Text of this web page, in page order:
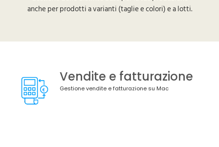
anche per prodotti a varianti (taglie e colori) e a lotti.
Vendite e fatturazione
Gestione vendite e fatturazione su Mac